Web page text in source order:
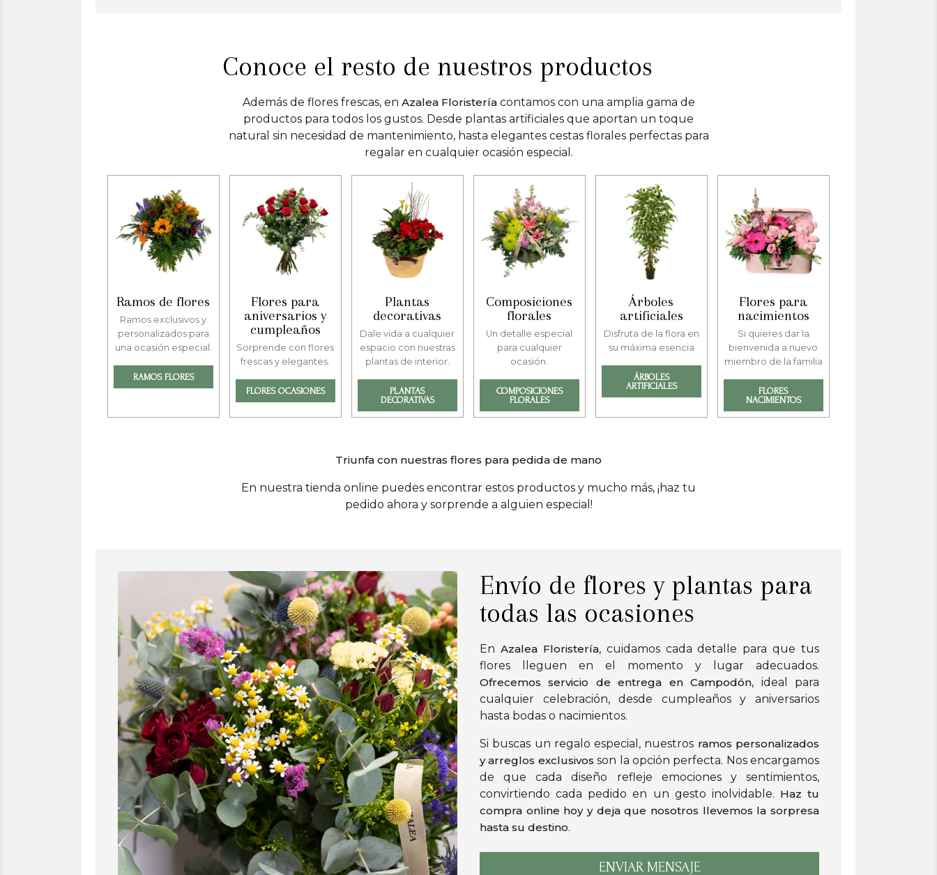
Conoce el resto de nuestros productos
Además de flores frescas, en Azalea Floristeríacontamos con una amplia gama de
productos para todos los gustos. Desde plantas artificiales que aportan un toque
natural sin necesidad de mantenimiento, hasta elegantes cestas florales perfectas para
regalar en cualquier ocasión especial.
Ramos de flores
Ramos exclusivos y
personalizados para
una ocasión especial.
RAMOS FLORES
Flores para
aniversarios y
cumpleaños
Sorprende con flores
frescas y elegantes.
FLORES OCASIONES
Plantas
decorativas
Dale vida a cualquier
espacio con nuestras
plantas de interior.
PLANTAS
DECORATIVAS
Composiciones
florales
Un detalle especial
para cualquier
ocasión.
COMPOSICIONES
FLORALES
Árboles
artificiales
Disfruta de la flora en
su máxima esencia
ÁRBOLES
ARTIFICIALES
Flores para
nacimientos
Si quieres dar la
bienvenida a nuevo
miembro de la familia
FLORES
NACIMIENTOS
Triunfa con nuestras flores para pedida de mano
En nuestra tienda online puedes encontrar estos productos y mucho más, ¡haz tu
pedido ahora y sorprende a alguien especial!
Envío de flores y plantas para
todas las ocasiones
En Azalea Floristería, cuidamos cada detalle para que tus
flores lleguen en el momento y lugar adecuados.
Ofrecemos servicio de entrega en Campodón, ideal para
cualquier celebración, desde cumpleaños y aniversarios
hasta bodas o nacimientos.
Si buscas un regalo especial, nuestros ramos personalizados
y arreglos exclusivos son la opción perfecta. Nos encargamos
de que cada diseño refleje emociones y sentimientos,
convirtiendo cada pedido en un gesto inolvidable. Haz tu
compra online hoy y deja que nosotros llevemos la sorpresa
hasta su destino.
ENVIAR MENSAJE